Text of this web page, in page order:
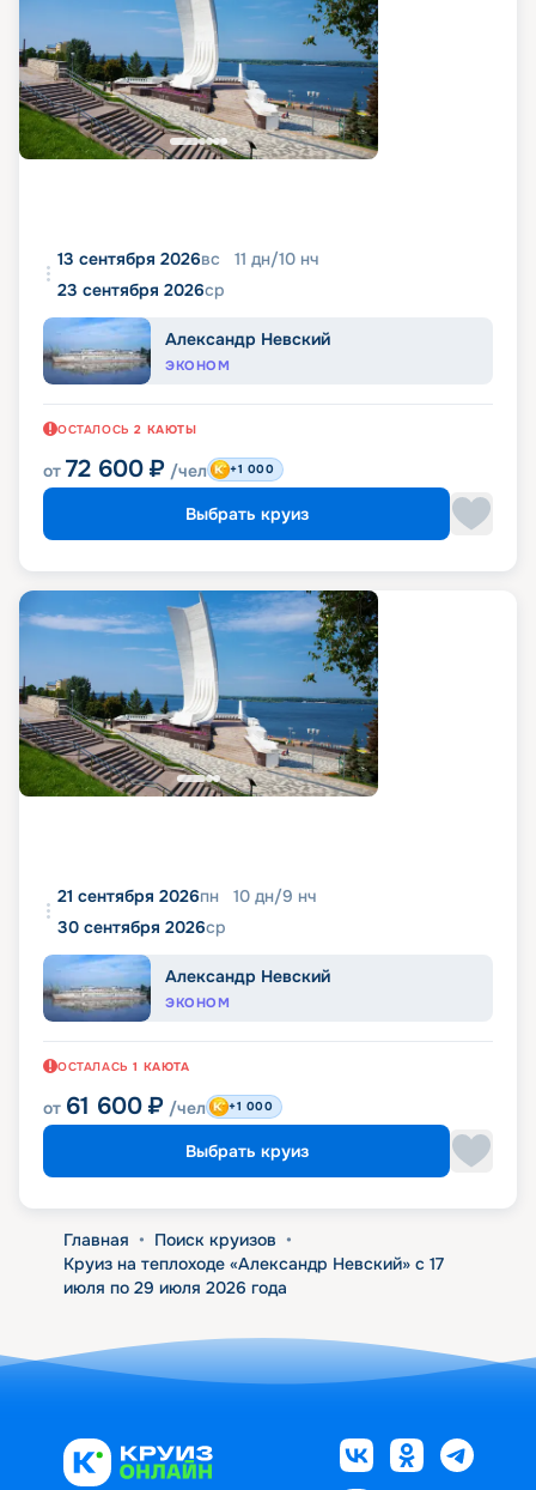
13 сентября 2026вс 11 дн/10 нч
23 сентября 2026ср
Александр Невский
ЭКОНОМ
ОСТАЛОСЬ 2 КАЮТЫ
от 72 600 ₽ /чел +1 000
Выбрать круиз
21 сентября 2026пн 10 дн/9 нч
30 сентября 2026ср
Александр Невский
ЭКОНОМ
ОСТАЛАСЬ 1 КАЮТА
от 61 600 ₽ /чел +1 000
Выбрать круиз
Главная • Поиск круизов •
Круиз на теплоходе «Александр Невский» с 17
июля по 29 июля 2026 года